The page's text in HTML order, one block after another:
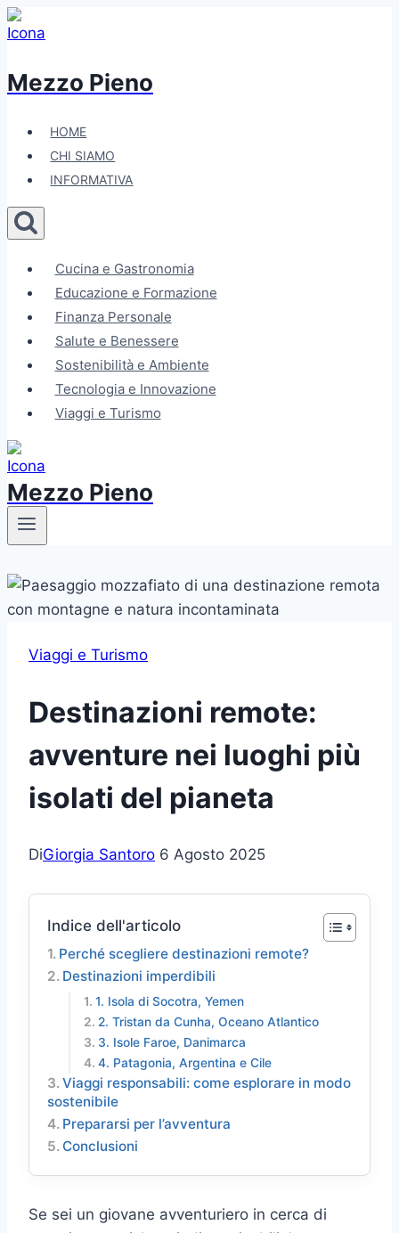
Salta
al
Mezzo Pieno
HOME
CHI SIAMO
INFORMATIVA
Cucina e Gastronomia
Educazione e Formazione
Finanza Personale
Salute e Benessere
Sostenibilità e Ambiente
Tecnologia e Innovazione
Viaggi e Turismo
Mezzo Pieno
Viaggi e Turismo
Destinazioni remote:
avventure nei luoghi più
isolati del pianeta
DiGiorgia Santoro 6 Agosto 2025
Indice dell'articolo
Perché scegliere destinazioni remote?
Destinazioni imperdibili
1. Isola di Socotra, Yemen
2. Tristan da Cunha, Oceano Atlantico
3. Isole Faroe, Danimarca
4. Patagonia, Argentina e Cile
Viaggi responsabili: come esplorare in modo
sostenibile
Prepararsi per l’avventura
Conclusioni
Se sei un giovane avventuriero in cerca di